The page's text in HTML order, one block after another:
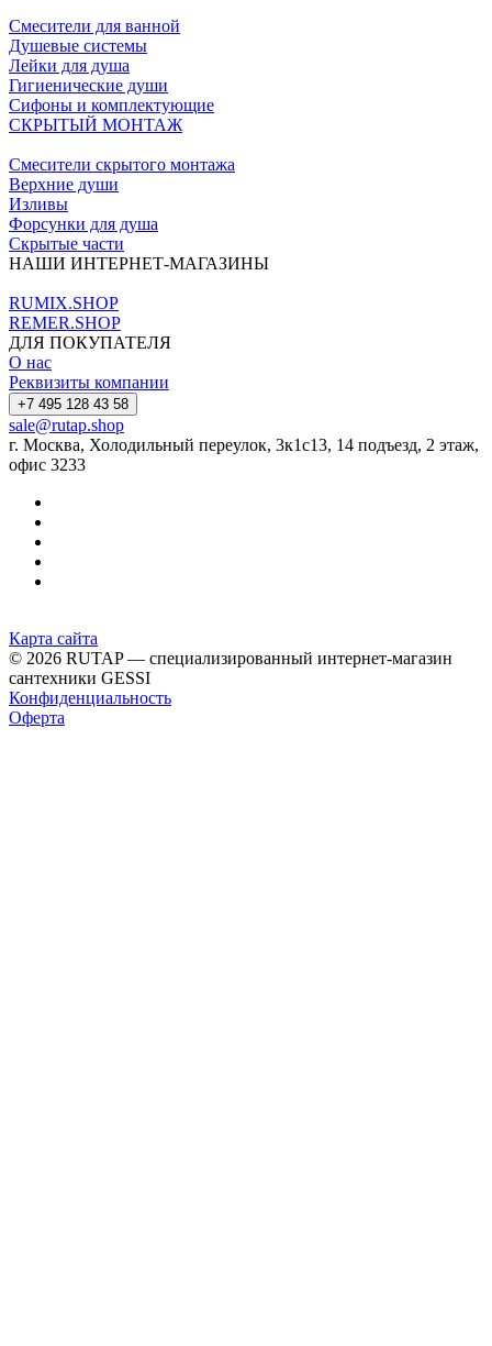
Смесители для ванной
Душевые системы
Лейки для душа
Гигиенические души
Сифоны и комплектующие
СКРЫТЫЙ МОНТАЖ
Смесители скрытого монтажа
Верхние души
Изливы
Форсунки для душа
Скрытые части
НАШИ ИНТЕРНЕТ-МАГАЗИНЫ
RUMIX.SHOP
REMER.SHOP
ДЛЯ ПОКУПАТЕЛЯ
О нас
Реквизиты компании
+7 495 128 43 58
sale@rutap.shop
г. Москва, Холодильный переулок, 3к1с13, 14 подъезд, 2 этаж,
офис 3233
Карта сайта
© 2026 RUTAP — специализированный интернет-магазин
сантехники GESSI
Конфиденциальность
Оферта